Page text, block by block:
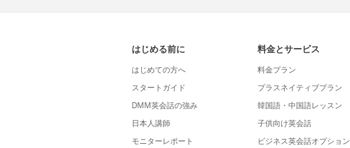
はじめる前に
はじめての方へ
スタートガイド
DMM英会話の強み
日本人講師
モニターレポート
料金とサービス
料金プラン
プラスネイティブプラン
韓国語・中国語レッスン
子供向け英会話
ビジネス英会話オプション